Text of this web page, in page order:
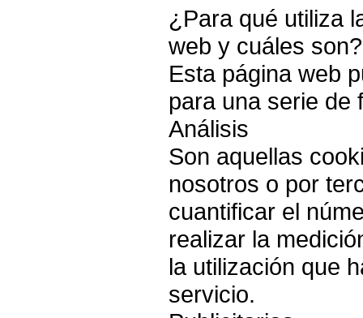
¿Para qué utiliza
web y cuáles son?
Esta página web
para una serie de
Análisis
Son aquellas
nosotros o por
cuantificar el
realizar la
la utilización que
servicio.